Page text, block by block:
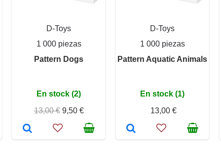
D-Toys
1 000 piezas
Pattern Dogs
En stock (2)
13,00 € 9,50 €
D-Toys
1 000 piezas
Pattern Aquatic Animals
En stock (1)
13,00 €